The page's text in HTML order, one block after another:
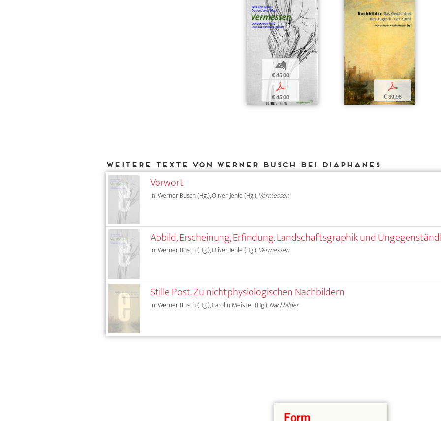
b
€ 45,00
p
€ 45,00
p
€ 39,95
Weitere Texte von Werner Busch bei DIAPHANES
Vorwort
In: Werner Busch (Hg.), Oliver Jehle (Hg.),Vermessen
Abbild, Erscheinung, Erfindung. Landschaftsgraphik und
In: Werner Busch (Hg.), Oliver Jehle (Hg.),Vermessen
Stille Post. Zu nichtphysiologischen Nachbildern
In: Werner Busch (Hg.), Carolin Meister (Hg.),Nachbilder